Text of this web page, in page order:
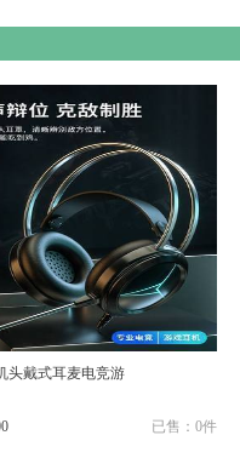
头戴式耳麦电竞游
已售：0件